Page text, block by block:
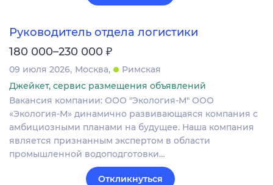
Руководитель отдела логистики
180 000–230 000 ₽
09 июля 2026 Москва
Римская
Джейкет, сервис размещения объявлений
Вакансия компании: ООО "Экология-М" ООО
«Экология-М» динамично развивающаяся компания с
амбициозными планами на будущее. Наша компания
является признанным экспертом в области
промышленной водоподготовки…
Откликнуться